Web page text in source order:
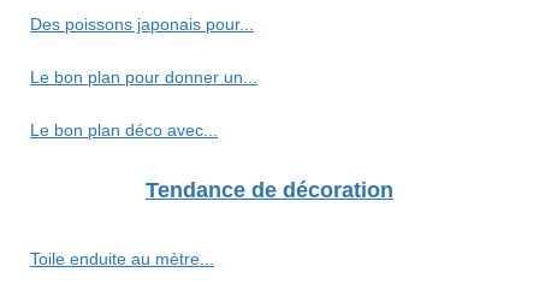
Des poissons japonais pour...
Le bon plan pour donner un...
Le bon plan déco avec...
Tendance de décoration
Toile enduite au mètre...